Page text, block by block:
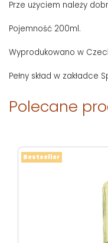
Prze użyciem należy
Pojemność 200ml.
Wyprodukowano w
Pełny skład w zakładce
Polecane
Bestseller